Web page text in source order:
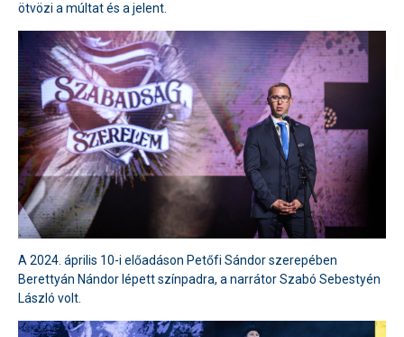
ötvözi a múltat és a jelent.
A 2024. április 10-i előadáson Petőfi Sándor szerepében
Berettyán Nándor lépett színpadra, a narrátor Szabó Sebestyén
László volt.